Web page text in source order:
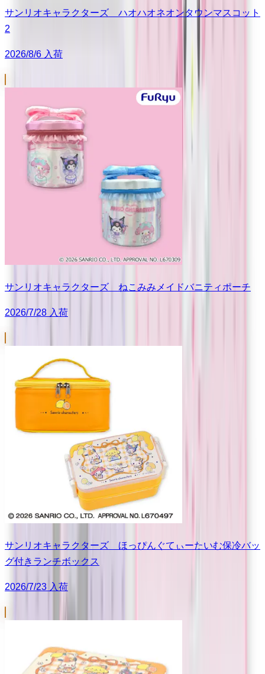
サンリオキャラクターズ ハオハオネオンタウンマスコット
2
2026/8/6 入荷
サンリオキャラクターズ ねこみみメイドバニティポーチ
2026/7/28 入荷
サンリオキャラクターズ ほっぴんぐてぃーたいむ保冷バッ
グ付きランチボックス
2026/7/23 入荷